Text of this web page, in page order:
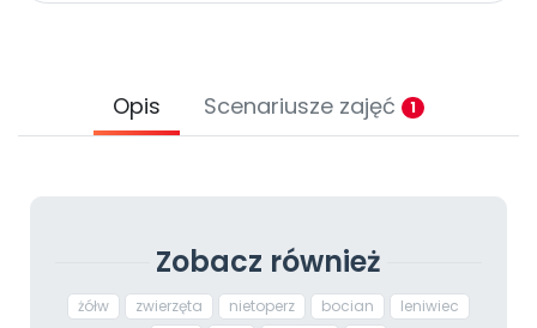
Opis Scenariusze zajęć 1
Zobacz również
żółw zwierzęta nietoperz bocian
leniwiec